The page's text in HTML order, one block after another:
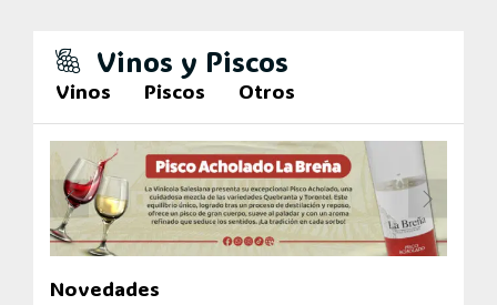
Vinos y Piscos
Vinos Piscos Otros
Novedades